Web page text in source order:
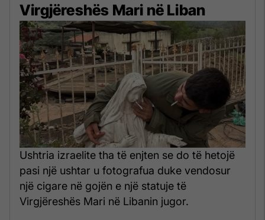
Virgjëreshës Mari në Liban
Ushtria izraelite tha të enjten se do të hetojë
pasi një ushtar u fotografua duke vendosur
një cigare në gojën e një statuje të
Virgjëreshës Mari në Libanin jugor.